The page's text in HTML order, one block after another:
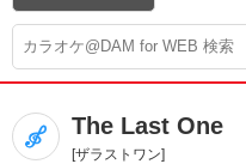
DAM★とも録音
カラオケ＠DAM
ユーザー検索
The Last One
[ザラストワン]